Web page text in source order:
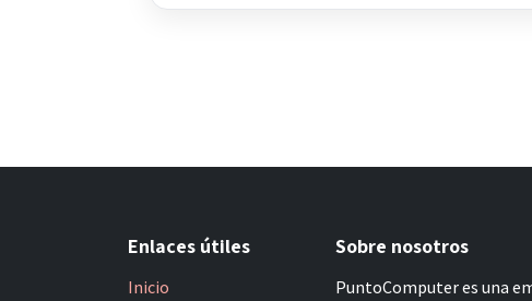
Enlaces útiles
Inicio
Sobre nosotros
PuntoComputer es una